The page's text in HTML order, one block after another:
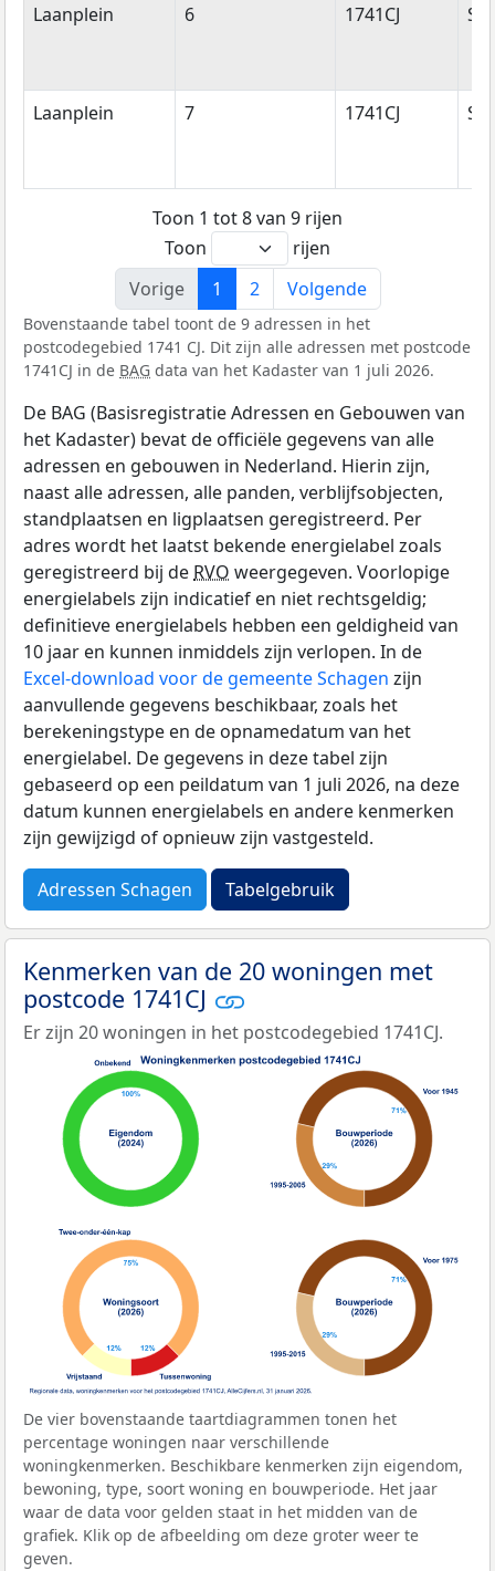
Laanplein 6 1741CJ
Laanplein 7 1741CJ
Toon 1 tot 8 van 9 rijen
Toon
rijen
Vorige
1 2 Volgende
Bovenstaande tabel toont de 9 adressen in het
postcodegebied 1741 CJ. Dit zijn alle adressen met postcode
1741CJ in de BAG data van het Kadaster van 1 juli 2026.
De BAG (Basisregistratie Adressen en Gebouwen van
het Kadaster) bevat de officiële gegevens van alle
adressen en gebouwen in Nederland. Hierin zijn,
naast alle adressen, alle panden, verblijfsobjecten,
standplaatsen en ligplaatsen geregistreerd. Per
adres wordt het laatst bekende energielabel zoals
geregistreerd bij de RVO weergegeven. Voorlopige
energielabels zijn indicatief en niet rechtsgeldig;
definitieve energielabels hebben een geldigheid van
10 jaar en kunnen inmiddels zijn verlopen. In de
Excel-download voor de gemeente Schagen zijn
aanvullende gegevens beschikbaar, zoals het
berekeningstype en de opnamedatum van het
energielabel. De gegevens in deze tabel zijn
gebaseerd op een peildatum van 1 juli 2026, na deze
datum kunnen energielabels en andere kenmerken
zijn gewijzigd of opnieuw zijn vastgesteld.
Adressen Schagen Tabelgebruik
Kenmerken van de 20 woningen met
postcode 1741CJ
Er zijn 20 woningen in het postcodegebied 1741CJ.
De vier bovenstaande taartdiagrammen tonen het
percentage woningen naar verschillende
woningkenmerken. Beschikbare kenmerken zijn eigendom,
bewoning, type, soort woning en bouwperiode. Het jaar
waar de data voor gelden staat in het midden van de
grafiek. Klik op de afbeelding om deze groter weer te
geven.